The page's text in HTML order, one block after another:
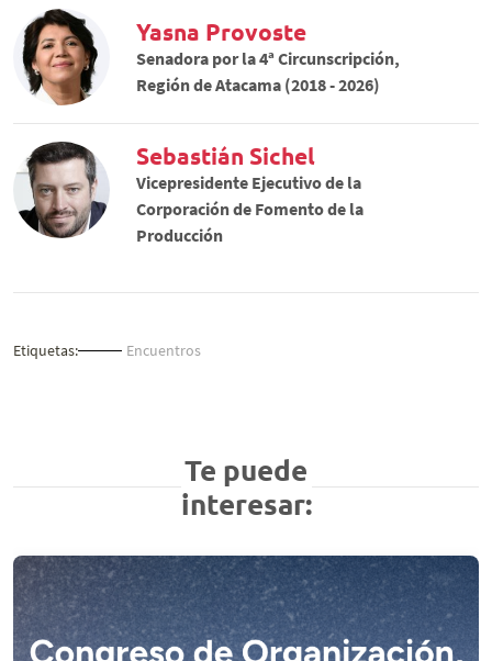
Yasna Provoste
Senadora por la 4ª Circunscripción,
Región de Atacama (2018 - 2026)
Sebastián Sichel
Vicepresidente Ejecutivo de la
Corporación de Fomento de la
Producción
Etiquetas: Encuentros
Te puede
interesar: